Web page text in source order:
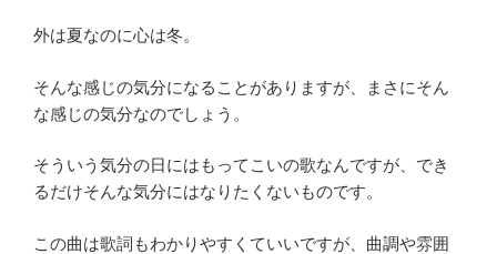
外は夏なのに心は冬。
そんな感じの気分になることがありますが、まさにそん
な感じの気分なのでしょう。
そういう気分の日にはもってこいの歌なんですが、でき
るだけそんな気分にはなりたくないものです。
この曲は歌詞もわかりやすくていいですが、曲調や雰囲